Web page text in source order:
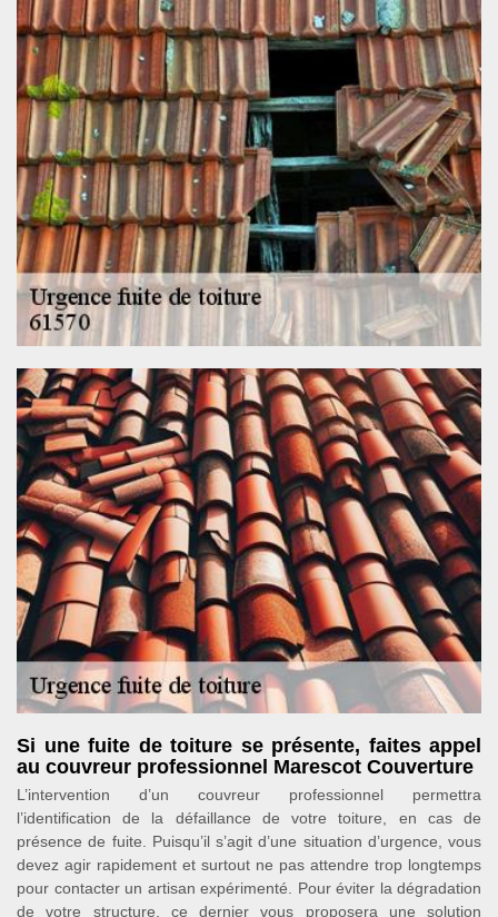
Si une fuite de toiture se présente, faites appel
au couvreur professionnel Marescot Couverture
L’intervention d’un couvreur professionnel permettra
l’identification de la défaillance de votre toiture, en cas de
présence de fuite. Puisqu’il s’agit d’une situation d’urgence, vous
devez agir rapidement et surtout ne pas attendre trop longtemps
pour contacter un artisan expérimenté. Pour éviter la dégradation
de votre structure, ce dernier vous proposera une solution